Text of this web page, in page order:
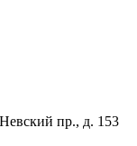
Невский пр., д. 153